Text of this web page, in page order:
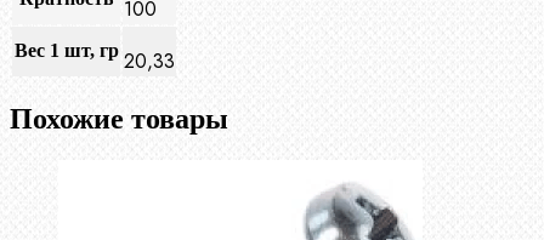
100
Вес 1 шт, гр 20,33
Похожие товары